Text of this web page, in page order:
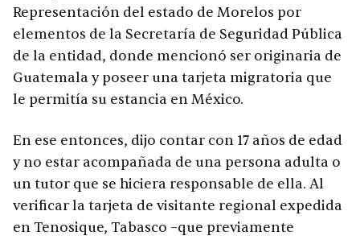
Representación del estado de Morelos por
elementos de la Secretaría de Seguridad Pública
de la entidad, donde mencionó ser originaria de
Guatemala y poseer una tarjeta migratoria que
le permitía su estancia en México.
En ese entonces, dijo contar con 17 años de edad
y no estar acompañada de una persona adulta o
un tutor que se hiciera responsable de ella. Al
verificar la tarjeta de visitante regional expedida
en Tenosique, Tabasco –que previamente